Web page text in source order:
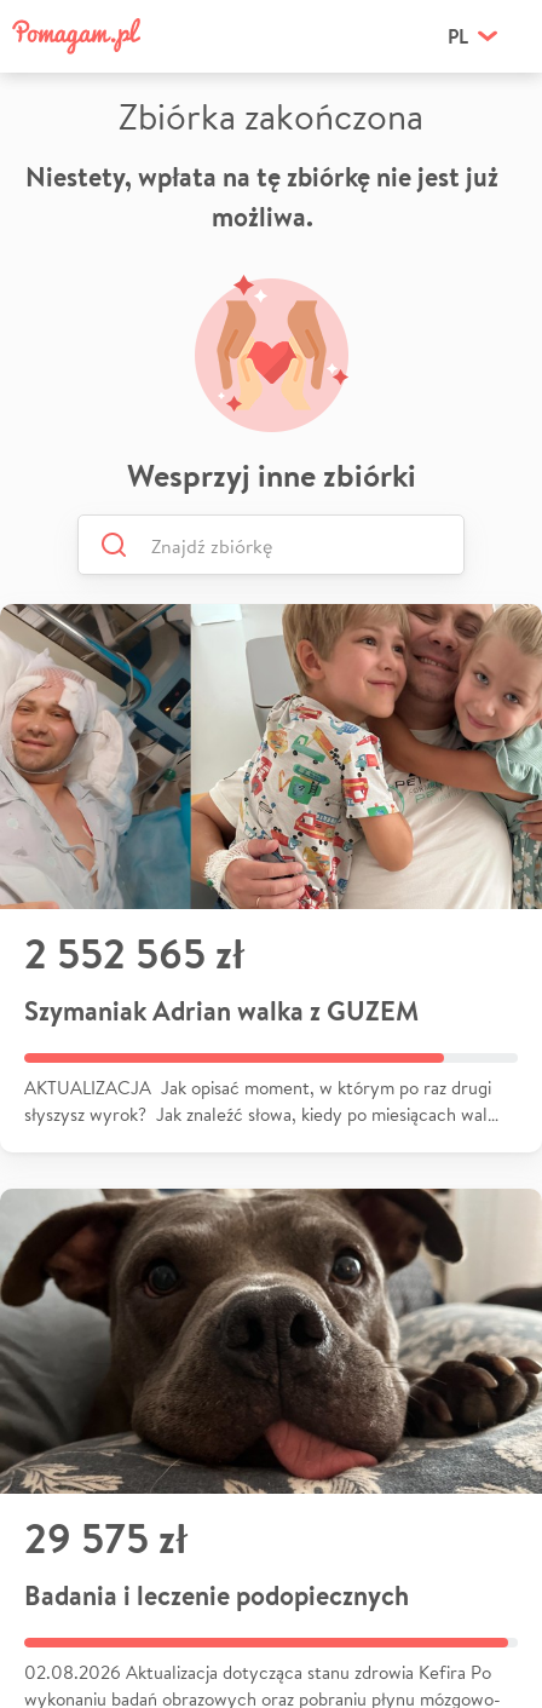
PL
Zbiórka zakończona
Niestety, wpłata na tę zbiórkę nie jest już
możliwa.
Wesprzyj inne zbiórki
2 552 565 zł
Szymaniak Adrian walka z GUZEM
AKTUALIZACJA Jak opisać moment, w którym po raz drugi
słyszysz wyrok? Jak znaleźć słowa, kiedy po miesiącach wal…
29 575 zł
Badania i leczenie podopiecznych
02.08.2026 Aktualizacja dotycząca stanu zdrowia Kefira Po
wykonaniu badań obrazowych oraz pobraniu płynu mózgowo-